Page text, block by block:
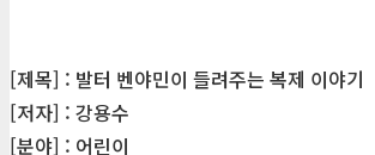
[제목] : 발터 벤야민이 들려주는 복제 이야기
[저자] : 강용수
[분야] : 어린이